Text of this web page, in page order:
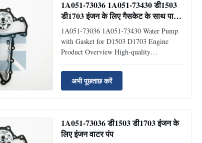
1A051-73036 1A051-73430 डी1503
डी1703 इंजन के लिए गैसकेट के साथ पानी
पंप
1A051-73036 1A051-73430 Water Pump
with Gasket for D1503 D1703 Engine
Product Overview High-quality
designed specifically for D1503 and D1703
engines. This precision-engineered
component ensures reliable cooling system
अभी पूछताछ करें
1A051-73036 डी1503 डी1703 इंजन के
लिए इंजन वाटर पंप